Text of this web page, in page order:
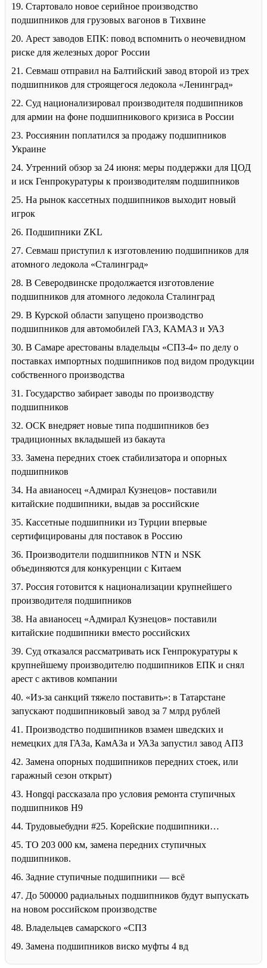
19. Стартовало новое серийное производство
подшипников для грузовых вагонов в Тихвине
20. Арест заводов ЕПК: повод вспомнить о неочевидном
риске для железных дорог России
21. Севмаш отправил на Балтийский завод второй из трех
подшипников для строящегося ледокола «Ленинград»
22. Суд национализировал производителя подшипников
для армии на фоне подшипникового кризиса в России
23. Россиянин поплатился за продажу подшипников
Украине
24. Утренний обзор за 24 июня: меры поддержки для ЦОД
и иск Генпрокуратуры к производителям подшипников
25. На рынок кассетных подшипников выходит новый
игрок
26. Подшипники ZKL
27. Севмаш приступил к изготовлению подшипников для
атомного ледокола «Сталинград»
28. В Северодвинске продолжается изготовление
подшипников для атомного ледокола Сталинград
29. В Курской области запущено производство
подшипников для автомобилей ГАЗ, КАМАЗ и УАЗ
30. В Самаре арестованы владельцы «СПЗ-4» по делу о
поставках импортных подшипников под видом продукции
собственного производства
31. Государство забирает заводы по производству
подшипников
32. ОСК внедряет новые типа подшипников без
традиционных вкладышей из бакаута
33. Замена передних стоек стабилизатора и опорных
подшипников
34. На авианосец «Адмирал Кузнецов» поставили
китайские подшипники, выдав за российские
35. Кассетные подшипники из Турции впервые
сертифицированы для поставок в Россию
36. Производители подшипников NTN и NSK
объединяются для конкуренции с Китаем
37. Россия готовится к национализации крупнейшего
производителя подшипников
38. На авианосец «Адмирал Кузнецов» поставили
китайские подшипники вместо российских
39. Суд отказался рассматривать иск Генпрокуратуры к
крупнейшему производителю подшипников ЕПК и снял
арест с активов компании
40. «Из-за санкций тяжело поставить»: в Татарстане
запускают подшипниковый завод за 7 млрд рублей
41. Производство подшипников взамен шведских и
немецких для ГАЗа, КамАЗа и УАЗа запустил завод АПЗ
42. Замена опорных подшипников передних стоек, или
гаражный сезон открыт)
43. Hongqi рассказала про условия ремонта ступичных
подшипников H9
44. Трудовыебудни #25. Корейские подшипники…
45. ТО 203 000 км, замена передних ступичных
подшипников.
46. Задние ступичные подшипники — всё
47. До 500000 радиальных подшипников будут выпускать
на новом российском производстве
48. Владельцев самарского «СПЗ
49. Замена подшипников виско муфты 4 вд